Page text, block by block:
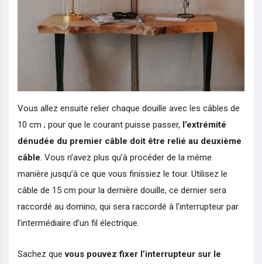
Vous allez ensuite relier chaque douille avec les câbles de
10 cm ; pour que le courant puisse passer, l’extrémité
dénudée du premier câble doit être relié au deuxième
câble. Vous n’avez plus qu’à procéder de la même
manière jusqu’à ce que vous finissiez le tour. Utilisez le
câble de 15 cm pour la dernière douille, ce dernier sera
raccordé au domino, qui sera raccordé à l’interrupteur par
l’intermédiaire d’un fil électrique.
Sachez quevous pouvez fixer l’interrupteur sur le